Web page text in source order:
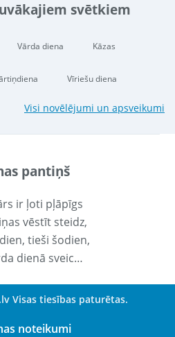
svētkiem
Vārda diena Kāzas
Vīriešu diena
Visi novēlējumi un apsveikumi
pantiņš
ir ļoti pļāpīgs
vēstīt steidz,
tieši šodien,
dienā sveic…
Visas tiesības paturētas.
noteikumi